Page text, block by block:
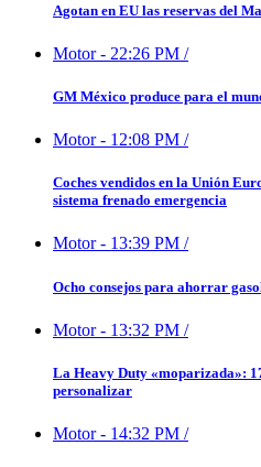
Agotan en EU las reservas del
Motor- 22:26 PM /
GM México produce para el
Motor- 12:08 PM /
Coches vendidos en la Unión
sistema frenado emergencia
Motor- 13:39 PM /
Ocho consejos para ahorrar
Motor- 13:32 PM /
La Heavy Duty «moparizada»:
personalizar
Motor- 14:32 PM /